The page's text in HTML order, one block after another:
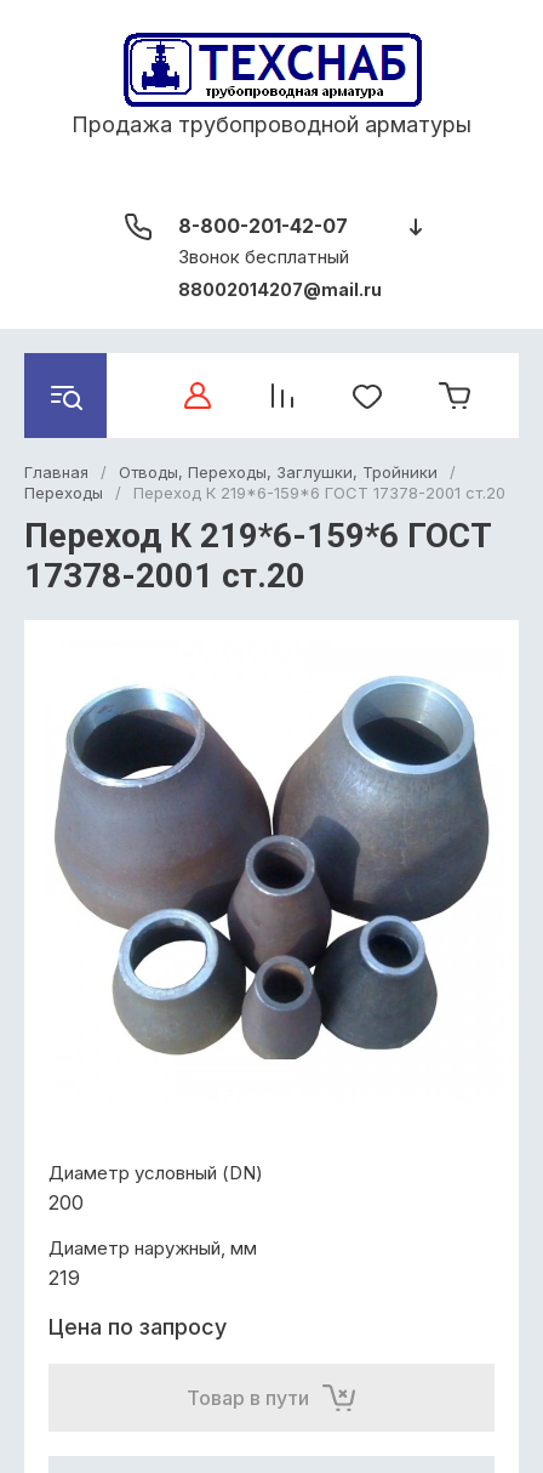
Продажа трубопроводной арматуры
8-800-201-42-07
Звонок бесплатный
88002014207@mail.ru
Главная / Отводы, Переходы, Заглушки, Тройники
/
Переходы
/ Переход К 219*6-159*6 ГОСТ 17378-2001 ст.20
Переход К 219*6-159*6 ГОСТ
17378-2001 ст.20
Диаметр условный (DN)
200
Диаметр наружный, мм
219
Цена по запросу
Товар в пути